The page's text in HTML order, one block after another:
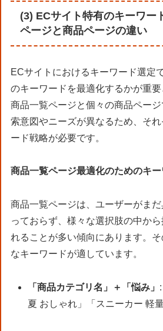
(3) ECサイト特有のキーワー
ページと商品ページの違い
ECサイトにおけるキーワード選定
のキーワードを最適化するかが重要
商品一覧ページと個々の商品ペー
索意図やニーズが異なるため、そ
ード戦略が必要です。
商品一覧ページ最適化のためのキ
商品一覧ページは、ユーザーがま
っておらず、様々な選択肢の中か
れることが多い傾向にあります。
なキーワードが適しています。
「商品カテゴリ名」＋「悩み」
夏 おしゃれ」「スニーカー 軽